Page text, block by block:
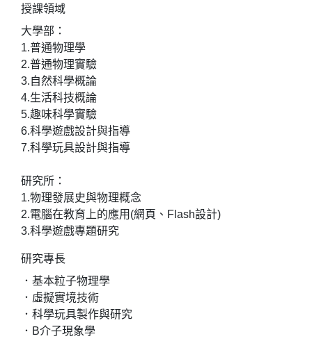
授課領域
大學部：
1.普通物理學
2.普通物理實驗
3.自然科學概論
4.生活科技概論
5.趣味科學實驗
6.科學遊戲設計與指導
7.科學玩具設計與指導
研究所：
1.物理發展史與物理概念
2.電腦在教育上的應用(網頁、Flash設計)
3.科學遊戲專題研究
研究專長
．基本粒子物理學
．虛擬實境技術
．科學玩具製作與研究
．B介子現象學